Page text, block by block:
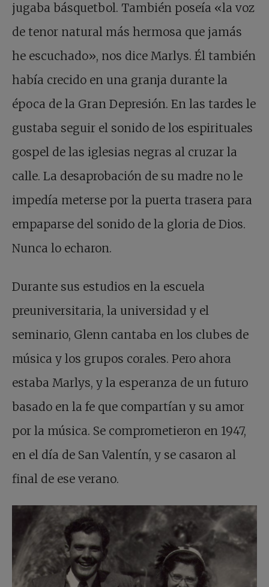
jugaba básquetbol. También poseía «la voz
de tenor natural más hermosa que jamás
he escuchado», nos dice Marlys. Él también
había crecido en una granja durante la
época de la Gran Depresión. En las tardes le
gustaba seguir el sonido de los espirituales
gospel de las iglesias negras al cruzar la
calle. La desaprobación de su madre no le
impedía meterse por la puerta trasera para
empaparse del sonido de la gloria de Dios.
Nunca lo echaron.
Durante sus estudios en la escuela
preuniversitaria, la universidad y el
seminario, Glenn cantaba en los clubes de
música y los grupos corales. Pero ahora
estaba Marlys, y la esperanza de un futuro
basado en la fe que compartían y su amor
por la música. Se comprometieron en 1947,
en el día de San Valentín, y se casaron al
final de ese verano.